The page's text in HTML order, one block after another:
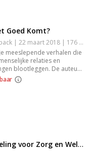
Goed Komt?
Nederlands | Paperback | 22 maart 2018 | 176 pagina's | 9789047011378
meeslepende verhalen die
relaties en
blootleggen. De auteur
verlies en de zoektocht
biedt een diepgaande
Netwerkontwikkeling voor Zorg en Welzijn